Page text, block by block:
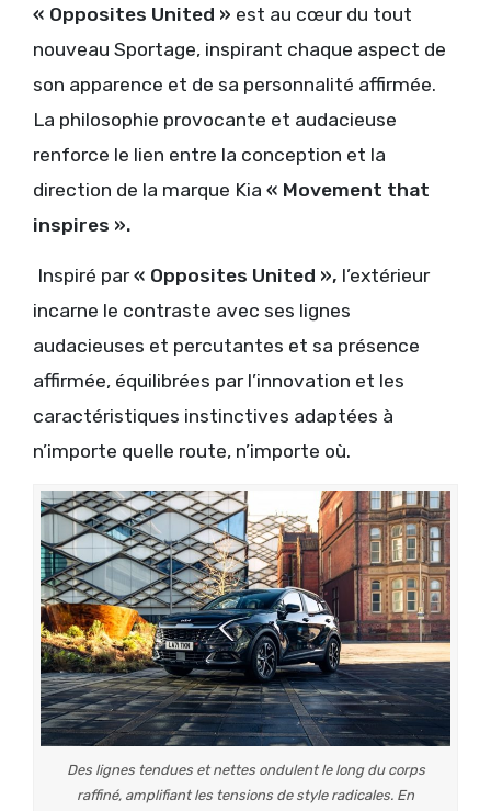
« Opposites United » est au cœur du tout
nouveau Sportage, inspirant chaque aspect de
son apparence et de sa personnalité affirmée.
La philosophie provocante et audacieuse
renforce le lien entre la conception et la
direction de la marque Kia « Movement that
inspires ».
Inspiré par« Opposites United », l’extérieur
incarne le contraste avec ses lignes
audacieuses et percutantes et sa présence
affirmée, équilibrées par l’innovation et les
caractéristiques instinctives adaptées à
n’importe quelle route, n’importe où.
Des lignes tendues et nettes ondulent le long du corps
raffiné, amplifiant les tensions de style radicales. En